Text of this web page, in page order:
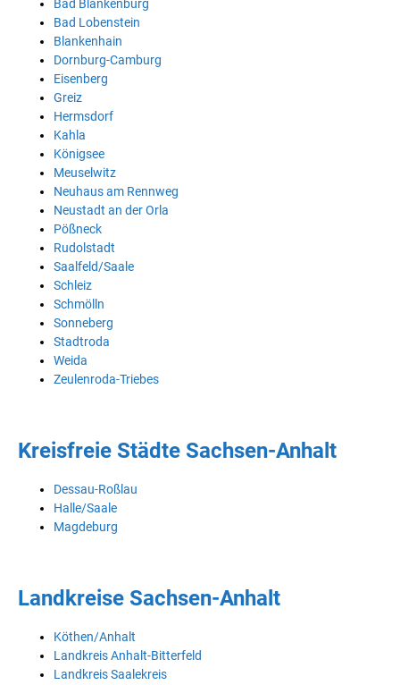
Bad Blankenburg
Bad Lobenstein
Blankenhain
Dornburg-Camburg
Eisenberg
Greiz
Hermsdorf
Kahla
Königsee
Meuselwitz
Neuhaus am Rennweg
Neustadt an der Orla
Pößneck
Rudolstadt
Saalfeld/Saale
Schleiz
Schmölln
Sonneberg
Stadtroda
Weida
Zeulenroda-Triebes
Kreisfreie Städte Sachsen-Anhalt
Dessau-Roßlau
Halle/Saale
Magdeburg
Landkreise Sachsen-Anhalt
Köthen/Anhalt
Landkreis Anhalt-Bitterfeld
Landkreis Saalekreis